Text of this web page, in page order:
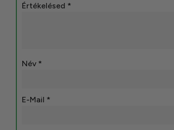
Értékelésed *
Név *
E-Mail *